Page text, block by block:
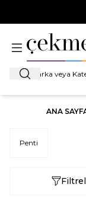
Ara
ANA
Penti